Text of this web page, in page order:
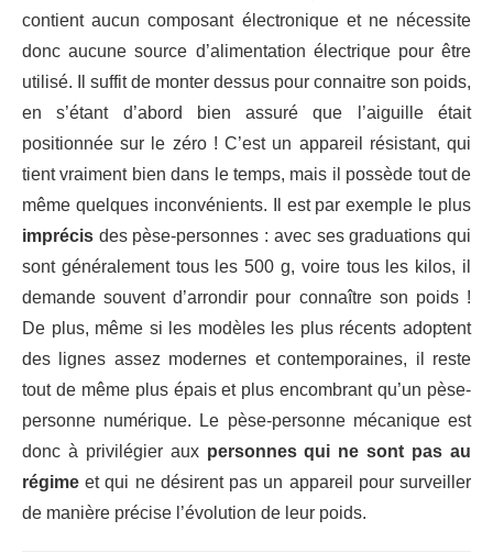
contient aucun composant électronique et ne nécessite
donc aucune source d’alimentation électrique pour être
utilisé. Il suffit de monter dessus pour connaitre son poids,
en s’étant d’abord bien assuré que l’aiguille était
positionnée sur le zéro ! C’est un appareil résistant, qui
tient vraiment bien dans le temps, mais il possède tout de
même quelques inconvénients. Il est par exemple le plus
imprécis des pèse-personnes : avec ses graduations qui
sont généralement tous les 500 g, voire tous les kilos, il
demande souvent d’arrondir pour connaître son poids !
De plus, même si les modèles les plus récents adoptent
des lignes assez modernes et contemporaines, il reste
tout de même plus épais et plus encombrant qu’un pèse-
personne numérique. Le pèse-personne mécanique est
donc à privilégier aux personnes qui ne sont pas au
régime et qui ne désirent pas un appareil pour surveiller
de manière précise l’évolution de leur poids.